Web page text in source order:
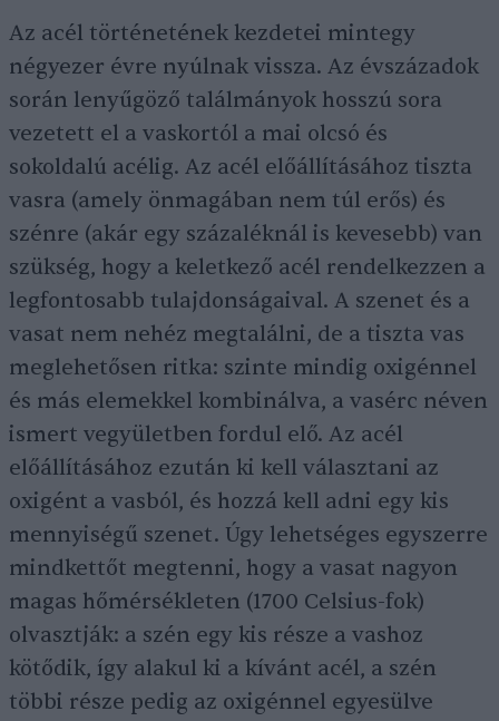
Az acél történetének kezdetei mintegy
négyezer évre nyúlnak vissza. Az évszázadok
során lenyűgöző találmányok hosszú sora
vezetett el a vaskortól a mai olcsó és
sokoldalú acélig. Az acél előállításához tiszta
vasra (amely önmagában nem túl erős) és
szénre (akár egy százaléknál is kevesebb) van
szükség, hogy a keletkező acél rendelkezzen a
legfontosabb tulajdonságaival. A szenet és a
vasat nem nehéz megtalálni, de a tiszta vas
meglehetősen ritka: szinte mindig oxigénnel
és más elemekkel kombinálva, a vasérc néven
ismert vegyületben fordul elő. Az acél
előállításához ezután ki kell választani az
oxigént a vasból, és hozzá kell adni egy kis
mennyiségű szenet. Úgy lehetséges egyszerre
mindkettőt megtenni, hogy a vasat nagyon
magas hőmérsékleten (1700 Celsius-fok)
olvasztják: a szén egy kis része a vashoz
kötődik, így alakul ki a kívánt acél, a szén
többi része pedig az oxigénnel egyesülve